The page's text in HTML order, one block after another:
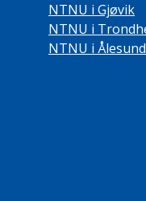
NTNU i Gjøvik
NTNU i
NTNU i Ålesund